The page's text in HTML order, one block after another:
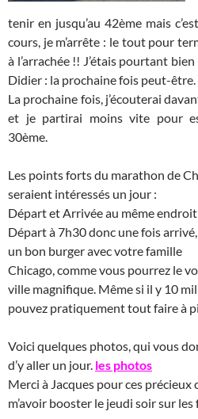
tenir en jusqu’au 42ème mais
cours, je m’arrête : le tout pour
à l’arrachée !! J’étais pourtant
Didier : la prochaine fois peut-être.
La prochaine fois, j’écouterai
et je partirai moins vite pour
30ème.
Les points forts du marathon de
seraient intéressés un jour :
Départ et Arrivée au même
Départ à 7h30 donc une fois
un bon burger avec votre famille
Chicago, comme vous pourrez le
ville magnifique. Même si il y 10
pouvez pratiquement tout faire à
Voici quelques photos, qui vous
d’y aller un jour. les photos
Merci à Jacques pour ces
m’avoir booster le jeudi soir sur